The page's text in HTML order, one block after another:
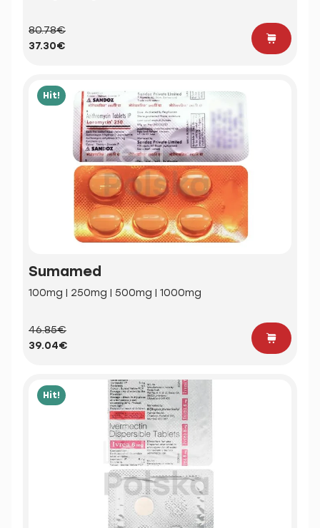
80.78€
37.30€
Hit!
Sumamed
100mg | 250mg | 500mg | 1000mg
46.85€
39.04€
Hit!